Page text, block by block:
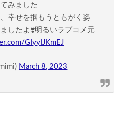
みました
幸せを掴もうともがく姿
したよ❣️明るいラブコメ元
GIyyIJKmEJ
March 8, 2023